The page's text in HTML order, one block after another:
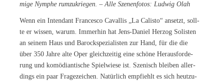
mi­ge Nym­phe rum­zu­krie­gen. – Alle Sze­nen­fo­tos: Lud­wig Olah
Wenn ein In­ten­dant Fran­ces­co Ca­val­lis „La Ca­lis­to“ an­setzt, soll­
te er wis­sen, war­um. Im­mer­hin hat Jens-Da­ni­el Her­zog So­lis­ten
an sei­nem Haus und Ba­rock­spe­zia­lis­ten zur Hand, für die die
über 350 Jah­re alte Oper gleich­zei­tig eine schö­ne Her­aus­for­de­
rung und ko­mö­di­an­ti­sche Spiel­wie­se ist. Sze­nisch blei­ben al­ler­
dings ein paar Fra­ge­zei­chen. Na­tür­lich emp­fiehlt es sich heut­zu­